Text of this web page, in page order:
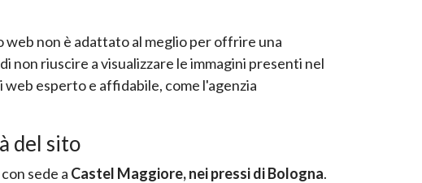
web non è adattato al meglio per offrire una
non riuscire a visualizzare le immagini presenti nel
esperto e affidabile, come l'agenzia
del sito
sede a Castel Maggiore, nei pressi di Bologna.